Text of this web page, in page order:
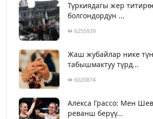
Түркиядагы жер
болгондордун ...
6255939
Жаш жубайлар нике
табышмактуу түрд...
6020874
Алекса Грассо: Мен
реванш берүү...